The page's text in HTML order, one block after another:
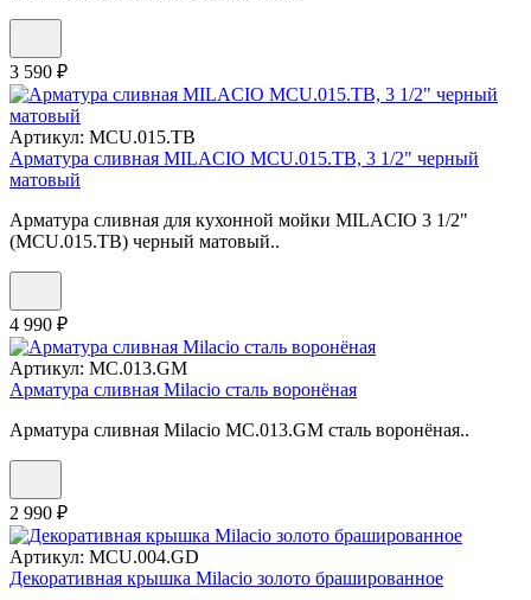
3 590 ₽
Артикул: MCU.015.TB
Арматура сливная MILACIO MCU.015.TB, 3 1/2" черный
матовый
Арматура сливная для кухонной мойки MILACIO 3 1/2"
(MCU.015.TB) черный матовый..
4 990 ₽
Артикул: MC.013.GM
Арматура сливная Milacio сталь воронёная
Арматура сливная Milacio MC.013.GM сталь воронёная..
2 990 ₽
Артикул: MCU.004.GD
Декоративная крышка Milacio золото брашированное